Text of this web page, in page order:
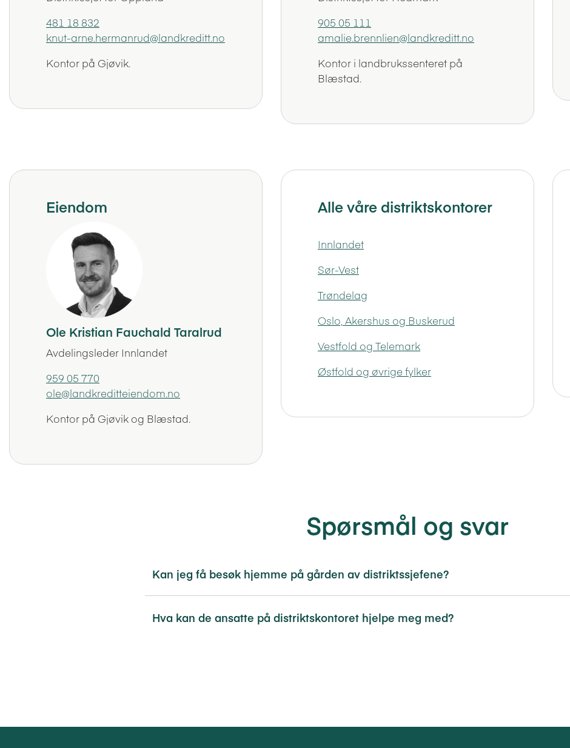
481 18 832
knut-arne.hermanrud@landkreditt.no
Kontor på Gjøvik.
905 05 111
amalie.brennlien@landkreditt.no
Kontor i landbrukssenteret på
Blæstad.
Eiendom
Ole Kristian Fauchald Taralrud
Avdelingsleder Innlandet
959 05 770
ole@landkreditteiendom.no
Kontor på Gjøvik og Blæstad.
Alle våre distriktskontorer
Innlandet
Sør-Vest
Trøndelag
Oslo, Akershus og Buskerud
Vestfold og Telemark
Østfold og øvrige fylker
Spørsmål og svar
Kan jeg få besøk hjemme på gården av distriktssjefene?
Hva kan de ansatte på distriktskontoret hjelpe meg med?